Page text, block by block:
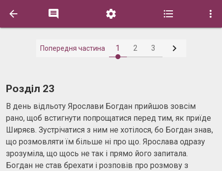
    
Попередня частина 1 2 3 
Розділ 23
В день відльоту Ярослави Богдан прийшов зовсім
рано, щоб встигнути попрощатися перед тим, як приїде
Ширяєв. Зустрічатися з ним не хотілося, бо Богдан знав,
що розмовляти їм більше ні про що. Ярослава одразу
зрозуміла, що щось не так і прямо його запитала.
Богдан не став брехати і розповів про розмову з